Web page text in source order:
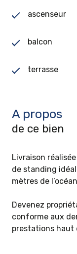
ascenseur
balcon
terrasse
A propos
de ce bien
Livraison
de standing
mètres de
Devenez
conforme aux
prestations haut